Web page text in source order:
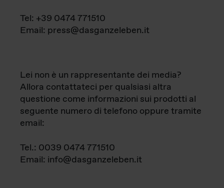
Tel: +39 0474 771510
Email: press@dasganzeleben.it
Lei non è un rappresentante dei media?
Allora contattateci per qualsiasi altra
questione come informazioni sui prodotti al
seguente numero di telefono oppure tramite
email:
Tel.: 0039 0474 771510
Email: info@dasganzeleben.it